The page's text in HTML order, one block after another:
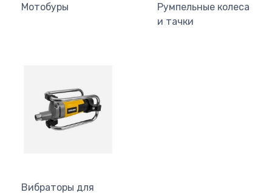
Мотобуры
Румпельные колеса
и тачки
Вибраторы для